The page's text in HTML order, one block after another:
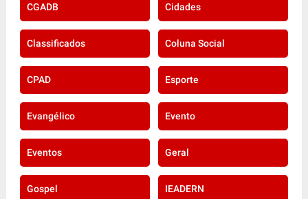
CGADB Cidades
Classificados Coluna Social
CPAD Esporte
Evangélico Evento
Eventos Geral
Gospel IEADERN